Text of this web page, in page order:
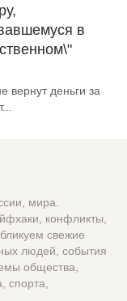
в
вернут деньги за
мира.
конфликты,
свежие
людей, события
общества,
спорта,